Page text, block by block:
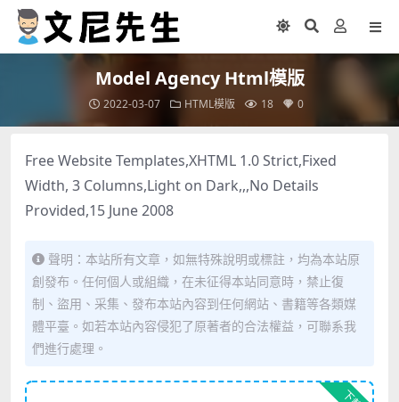
Model Agency Html模版
2022-03-07 HTML模版 18 0
Free Website Templates,XHTML 1.0 Strict,Fixed
Width, 3 Columns,Light on Dark,,,No Details
Provided,15 June 2008
聲明：本站所有文章，如無特殊說明或標註，均為本站原
創發布。任何個人或組織，在未征得本站同意時，禁止復
制、盜用、采集、發布本站內容到任何網站、書籍等各類媒
體平臺。如若本站內容侵犯了原著者的合法權益，可聯系我
們進行處理。